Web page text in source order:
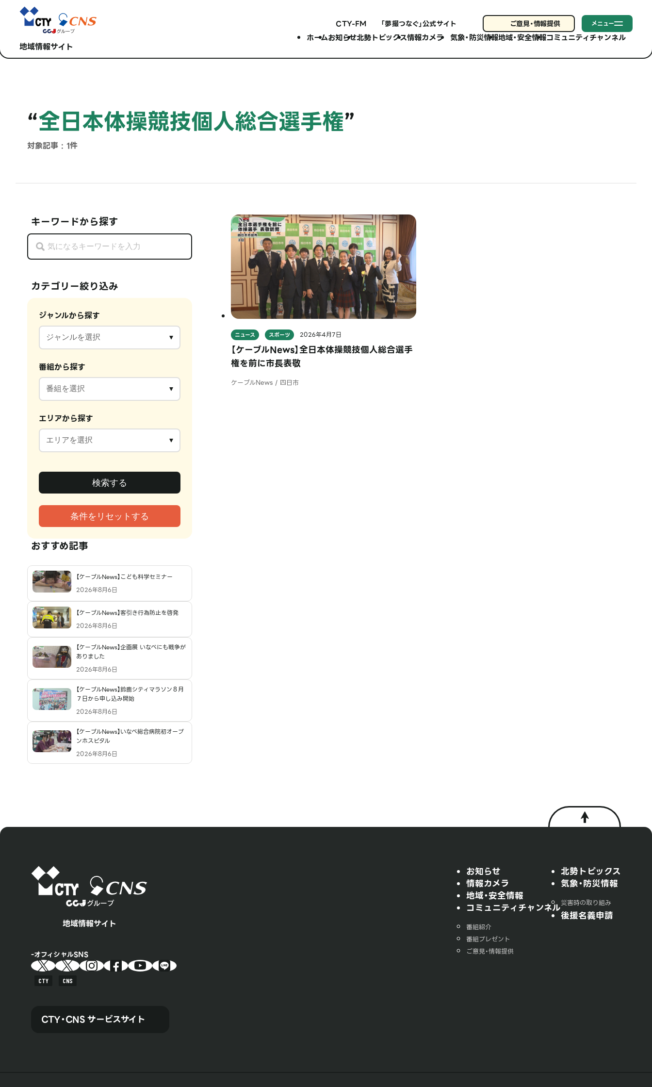
地域情報サイト
CTY-FM 「夢撮つなぐ」公式サイト ご意見・情報提供 メニュー
ホームお知らせ北勢トピックス情報カメラ 気象・防災情報地域・安全情報コミュニティチャンネル
“全日本体操競技個人総合選手権”
対象記事 : 1件
キーワードから探す
カテゴリー絞り込み
ジャンルから探す
番組から探す
エリアから探す
おすすめ記事
【ケーブルNews】こども科学セミナー
2026年8月6日
【ケーブルNews】客引き行為防止を啓発
2026年8月6日
【ケーブルNews】企画展 いなべにも戦争が
ありました
2026年8月6日
【ケーブルNews】鈴鹿シティマラソン８月
７日から申し込み開始
2026年8月6日
【ケーブルNews】いなべ総合病院初オープ
ンホスピタル
2026年8月6日
ニュース スポーツ 2026年4月7日
【ケーブルNews】全日本体操競技個人総合選手
権を前に市長表敬
ケーブルNews / 四日市
地域情報サイト
オフィシャルSNS
CTY CNS
CTY・CNS サービスサイト
お知らせ
情報カメラ
地域・安全情報
コミュニティチャンネル
番組紹介
番組プレゼント
ご意見・情報提供
北勢トピックス
気象・防災情報
災害時の取り組み
後援名義申請